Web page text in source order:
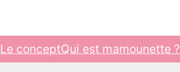
Le conceptQui est mamounette ?